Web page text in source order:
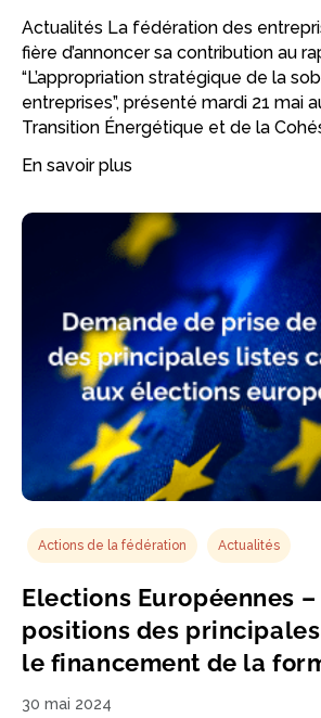
Actualités La fédération des
fière d’annoncer sa contribution au
“L’appropriation stratégique de la
entreprises”, présenté mardi 21 mai
Transition Énergétique et de la
En savoir plus
Actions de la fédération Actualités
Elections Européennes
positions des
le financement de la
30 mai 2024